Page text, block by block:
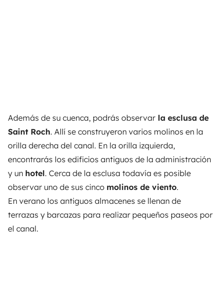
Además de su cuenca, podrás observar la esclusa de
Saint Roch. Allí se construyeron varios molinos en la
orilla derecha del canal. En la orilla izquierda,
encontrarás los edificios antiguos de la administración
y un hotel. Cerca de la esclusa todavía es posible
observar uno de sus cinco molinos de viento.
En verano los antiguos almacenes se llenan de
terrazas y barcazas para realizar pequeños paseos por
el canal.